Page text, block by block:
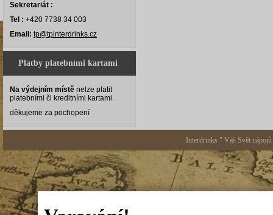
Sekretariát :
Tel : +420 7738 34 003
Email: tp@tpinterdrinks.cz
Platby platebními kartami
Na výdejním místě nelze platit
platebními či kreditními kartami.
děkujeme za pochopení
Interdrinks " Váš Svět